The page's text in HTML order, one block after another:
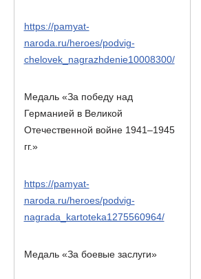
https://pamyat-
naroda.ru/heroes/podvig-
chelovek_nagrazhdenie10008300/
Медаль «За победу над
Германией в Великой
Отечественной войне 1941–1945
гг.»
https://pamyat-
naroda.ru/heroes/podvig-
nagrada_kartoteka1275560964/
Медаль «За боевые заслуги»